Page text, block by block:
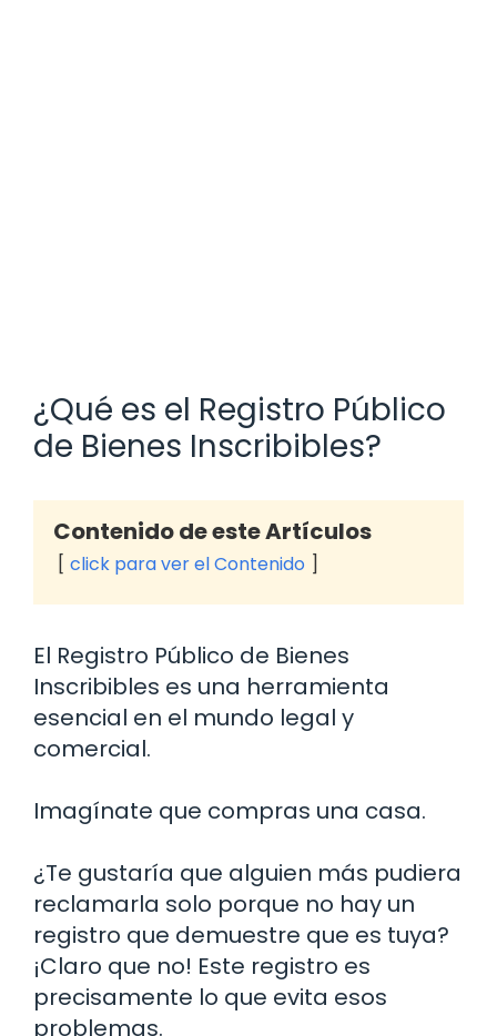
¿Qué es el Registro Público
de Bienes Inscribibles?
Contenido de este Artículos
click para ver el Contenido
El Registro Público de Bienes
Inscribibles es una herramienta
esencial en el mundo legal y
comercial.
Imagínate que compras una casa.
¿Te gustaría que alguien más pudiera
reclamarla solo porque no hay un
registro que demuestre que es tuya?
¡Claro que no! Este registro es
precisamente lo que evita esos
problemas.